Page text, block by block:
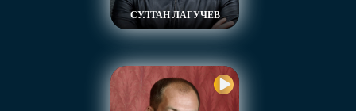
СУЛТАН ЛАГУЧЕВ